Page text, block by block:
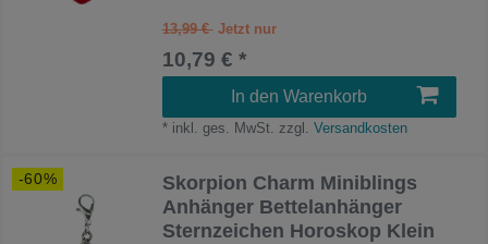
13,99 €
10,79 € *
In den Warenkorb
* inkl. ges. MwSt. zzgl. Versandkosten
-60%
Skorpion Charm Miniblings
Anhänger Bettelanhänger
Sternzeichen Horoskop Klein